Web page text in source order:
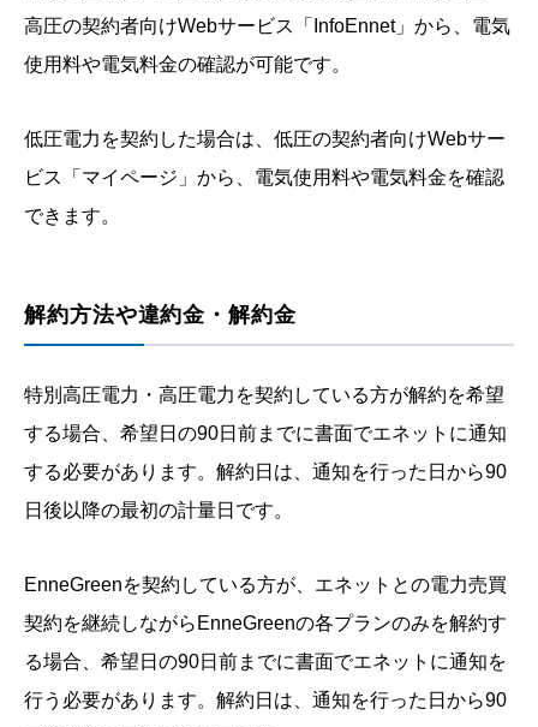
高圧の契約者向けWebサービス「InfoEnnet」から、電気
使用料や電気料金の確認が可能です。
低圧電力を契約した場合は、低圧の契約者向けWebサー
ビス「マイページ」から、電気使用料や電気料金を確認
できます。
解約方法や違約金・解約金
特別高圧電力・高圧電力を契約している方が解約を希望
する場合、希望日の90日前までに書面でエネットに通知
する必要があります。解約日は、通知を行った日から90
日後以降の最初の計量日です。
EnneGreenを契約している方が、エネットとの電力売買
契約を継続しながらEnneGreenの各プランのみを解約す
る場合、希望日の90日前までに書面でエネットに通知を
行う必要があります。解約日は、通知を行った日から90